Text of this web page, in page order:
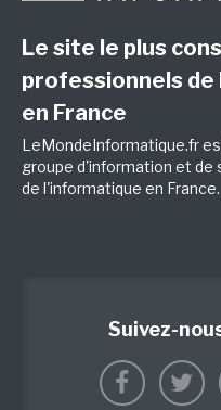
Le site le plus
professionnels de
en France
LeMondeInformatique.fr
groupe d'information et de
de l'informatique en France.
Suivez-